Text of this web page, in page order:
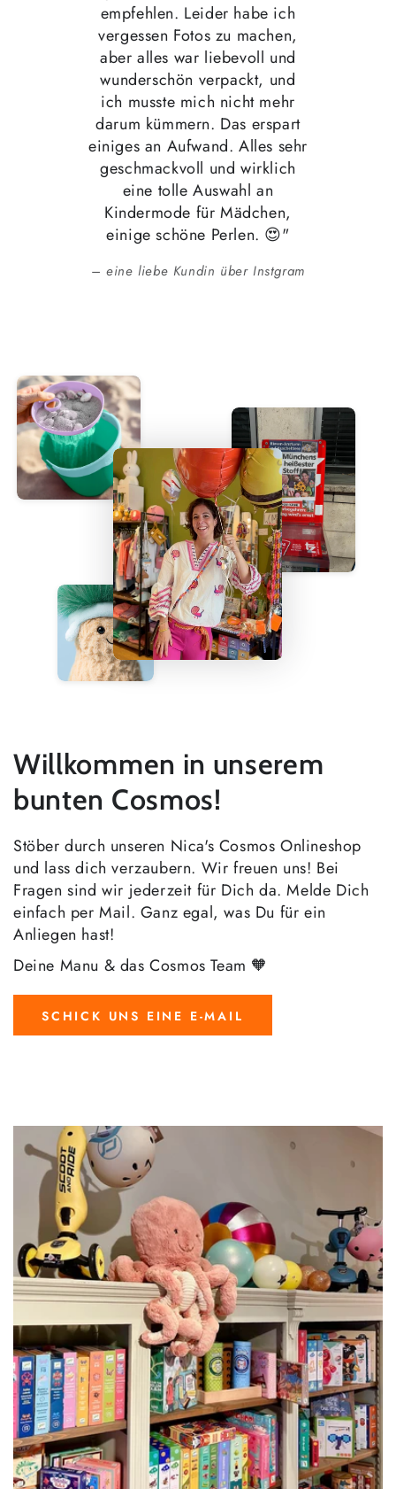
empfehlen. Leider habe ich
vergessen Fotos zu machen,
aber alles war liebevoll und
wunderschön verpackt, und
ich musste mich nicht mehr
darum kümmern. Das erspart
einiges an Aufwand. Alles sehr
geschmackvoll und wirklich
eine tolle Auswahl an
Kindermode für Mädchen,
einige schöne Perlen. 😍"
eine liebe Kundin über Instgram
Willkommen in unserem
bunten Cosmos!
Stöber durch unseren Nica's Cosmos Onlineshop
und lass dich verzaubern. Wir freuen uns! Bei
Fragen sind wir jederzeit für Dich da. Melde Dich
einfach per Mail. Ganz egal, was Du für ein
Anliegen hast!
Deine Manu & das Cosmos Team 🧡
SCHICK UNS EINE E-MAIL